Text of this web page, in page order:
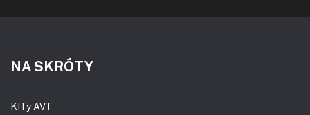
NA SKRÓTY
KITy AVT